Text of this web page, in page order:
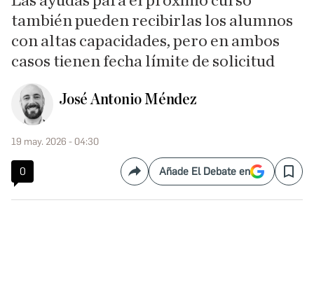
también pueden recibirlas los alumnos
con altas capacidades, pero en ambos
casos tienen fecha límite de solicitud
José Antonio Méndez
19 may. 2026 - 04:30
0 CompartirAñade El Debate en Save